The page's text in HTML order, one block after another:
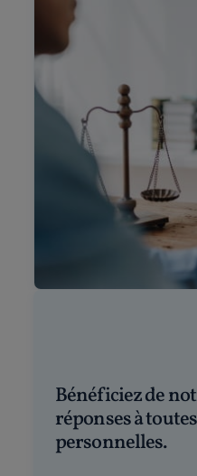
Bénéficiez de
réponses à
personnelles.